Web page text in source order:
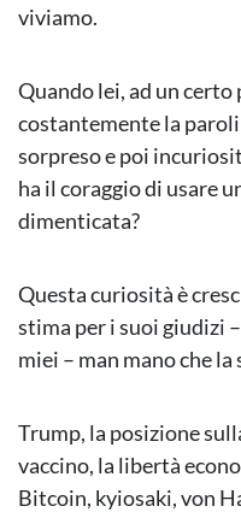
viviamo.
Quando lei, ad un
costantemente la
sorpreso e poi
ha il coraggio di usare
dimenticata?
Questa curiosità è
stima per i suoi giudizi
miei – man mano che
Trump, la posizione
vaccino, la libertà
Bitcoin, kyiosaki, von